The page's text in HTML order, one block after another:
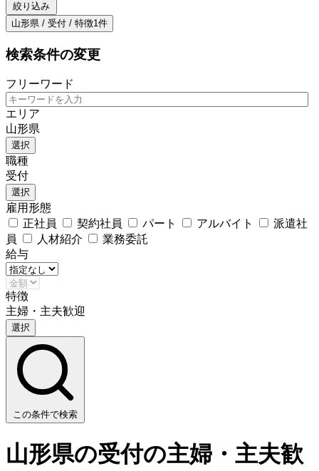
絞り込み
山形県 / 受付 / 特徴1件
検索条件の変更
フリーワード
エリア
山形県
選択
職種
受付
選択
雇用形態
正社員
契約社員 パート アルバイト
派遣社
員
人材紹介
業務委託
給与
特徴
主婦・主夫歓迎
選択
この条件で検索
山形県の受付の主婦・主夫歓